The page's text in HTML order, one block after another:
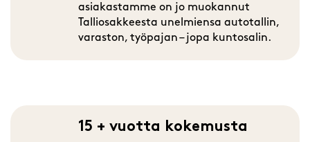
asiakastamme on jo muokannut
Talliosakkeesta unelmiensa autotallin,
varaston, työpajan – jopa kuntosalin.
15 + vuotta kokemusta